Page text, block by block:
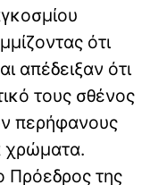
ότι
απέδειξαν ότι
τους σθένος
περήφανους
χρώματα.
Πρόεδρος της